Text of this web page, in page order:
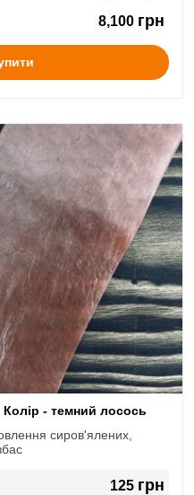
8,100 грн
- темний лосось
сиров'ялених,
125 грн